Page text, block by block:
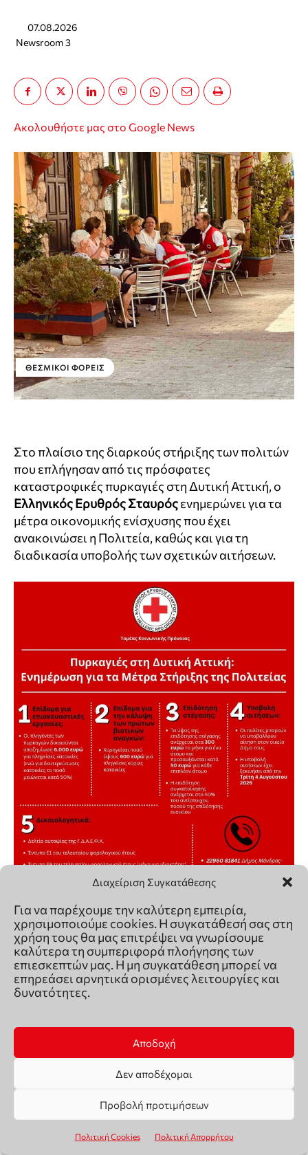
Διαχείριση Συγκατάθεσης
Για να παρέχουμε την καλύτερη εμπειρία,
χρησιμοποιούμε cookies. Η συγκατάθεσή σας στη
χρήση τους θα μας επιτρέψει να γνωρίσουμε
καλύτερα τη συμπεριφορά πλοήγησης των
επιεσκεπτών μας. Η μη συγκατάθεση μπορεί να
επηρεάσει αρνητικά ορισμένες λειτουργίες και
δυνατότητες.
Αποδοχή
Δεν αποδέχομαι
Προβολή προτιμήσεων
Πολιτική Cookies Πολιτική Απορρήτου